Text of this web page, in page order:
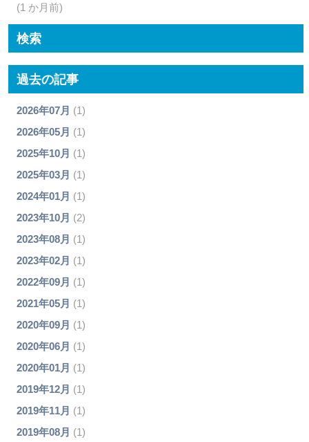
(1 か月前)
検索
過去の記事
2026年07月 (1)
2026年05月 (1)
2025年10月 (1)
2025年03月 (1)
2024年01月 (1)
2023年10月 (2)
2023年08月 (1)
2023年02月 (1)
2022年09月 (1)
2021年05月 (1)
2020年09月 (1)
2020年06月 (1)
2020年01月 (1)
2019年12月 (1)
2019年11月 (1)
2019年08月 (1)